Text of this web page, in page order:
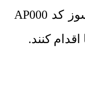
فروش آجر نما نسوز کد AP000
کنند.